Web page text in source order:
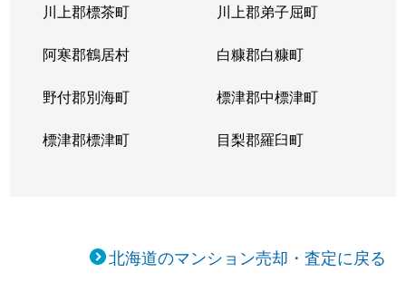
川上郡標茶町 川上郡弟子屈町
阿寒郡鶴居村 白糠郡白糠町
野付郡別海町 標津郡中標津町
標津郡標津町 目梨郡羅臼町
北海道のマンション売却・査定に戻る